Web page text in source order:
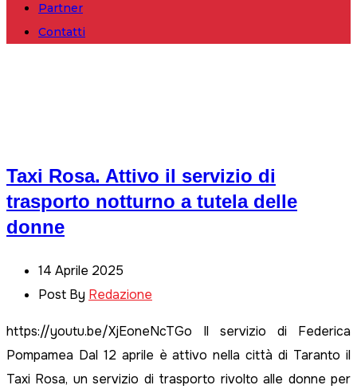
Partner
Contatti
Taxi Rosa. Attivo il servizio di
trasporto notturno a tutela delle
donne
14 Aprile 2025
Post By Redazione
https://youtu.be/XjEoneNcTGo Il servizio di Federica
Pompamea Dal 12 aprile è attivo nella città di Taranto il
Taxi Rosa, un servizio di trasporto rivolto alle donne per